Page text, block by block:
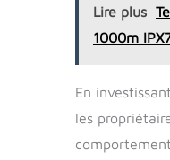
Lire plus
1000m
En
les